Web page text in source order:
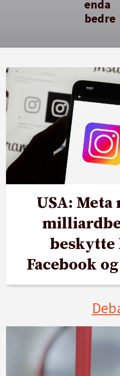
enda
bedre
USA: Meta
beskytte
Facebook